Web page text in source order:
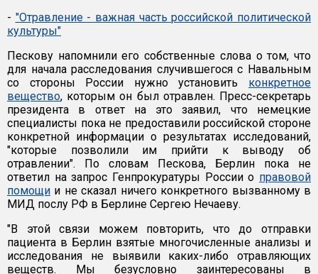
- "Отравление - важная часть российской политической
культуры"
Пескову напомнили его собственные слова о том, что
для начала расследования случившегося с Навальным
со стороны России нужно установить конкретное
вещество, которым он был отравлен. Пресс-секретарь
президента в ответ на это заявил, что немецкие
специалисты пока не предоставили российской стороне
конкретной информации о результатах исследований,
"которые позволили им прийти к выводу об
отравлении". По словам Пескова, Берлин пока не
ответил на запрос Генпрокуратуры России о правовой
помощи и не сказал ничего конкретного вызванному в
МИД послу РФ в Берлине Сергею Нечаеву.
"В этой связи можем повторить, что до отправки
пациента в Берлин взятые многочисленные анализы и
исследования не выявили каких-либо отравляющих
веществ. Мы безусловно заинтересованы в